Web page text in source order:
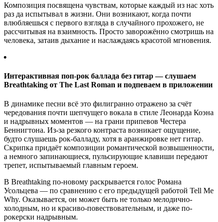
Композиция посвящена чувствам, которые каждый из нас хоть
раз да испытывал в жизни. Они возникают, когда почти
влюбляешься с первого взгляда в случайного прохожего, не
рассчитывая на взаимность. Просто заворожённо смотришь на
человека, затаив дыхание и наслаждаясь красотой мгновения.
Интерактивная поп-рок баллада без гитар — слушаем
Breathtaking от The Last Roman и подпеваем в приложении
В динамике песни всё это филигранно отражено за счёт
чередования почти шепчущего вокала в стиле Леонарда Коэна
и надрывных моментов — на грани припевов Честера
Беннигтона. Из-за резкого контраста возникает ощущение,
будто слушаешь рок-балладу, хотя в аранжировке нет гитар.
Скрипка придаёт композиции романтической возвышенности,
а немного запинающиеся, пульсирующие клавиши передают
трепет, испытываемый главным героем.
В Breathtaking по-новому раскрывается голос Романа
Усольцева — по сравнению с его предыдущей работой Tell Me
Why. Оказывается, он может быть не только мелодично-
холодным, но и красиво-повествовательным, и даже по-
рокерски надрывным.